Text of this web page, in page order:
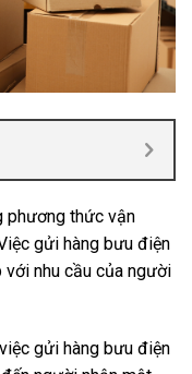
phương thức vận
gửi hàng bưu điện
với nhu cầu của người
gửi hàng bưu điện